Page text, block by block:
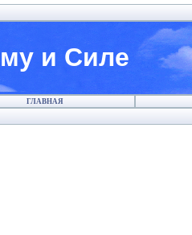
и Силе
ГЛАВНАЯ